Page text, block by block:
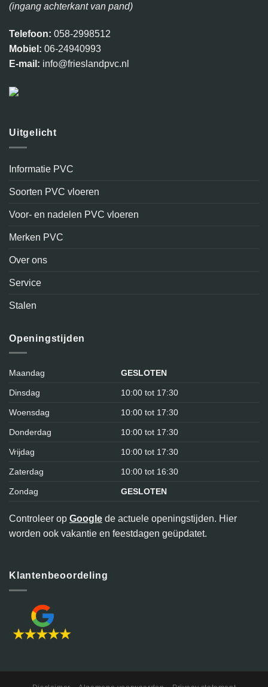
(ingang achterkant van pand)
Telefoon: 058-2998512
Mobiel: 06-24940993
E-mail: info@frieslandpvc.nl
Uitgelicht
Informatie PVC
Soorten PVC vloeren
Voor- en nadelen PVC vloeren
Merken PVC
Over ons
Service
Stalen
Openingstijden
Maandag GESLOTEN
Dinsdag 10:00 tot 17:30
Woensdag 10:00 tot 17:30
Donderdag 10:00 tot 17:30
Vrijdag 10:00 tot 17:30
Zaterdag 10:00 tot 16:30
Zondag GESLOTEN
Controleer op Google de actuele openingstijden. Hier
worden ook vakantie en feestdagen geüpdatet.
Klantenbeoordeling